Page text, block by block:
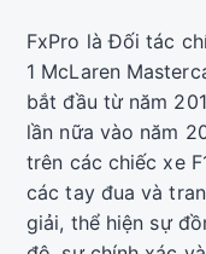
FxPro là Đối tác
1 McLaren
bắt đầu từ năm
lần nữa vào năm
trên các chiếc xe
các tay đua và
giải, thể hiện sự